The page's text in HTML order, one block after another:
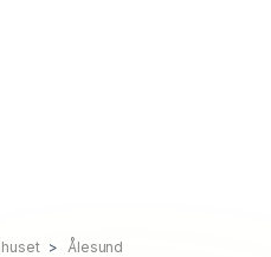
Ålesund